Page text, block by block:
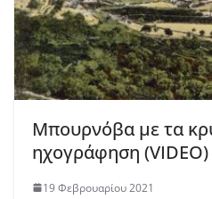
Μπουρνόβα με τα
ηχογράφηση (VIDEO)
19 Φεβρουαρίου 2021